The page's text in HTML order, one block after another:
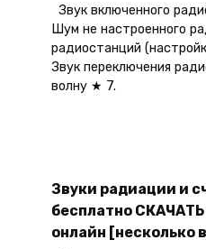
Звук включенного
Шум не настроенного
радиостанций
Звук переключения
волну ★ 7.
Звуки радиации и
бесплатно
онлайн [несколько